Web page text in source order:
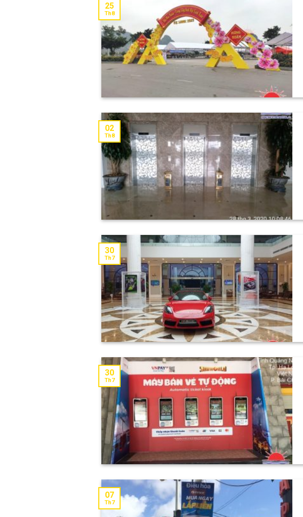
25
Th8
02
Th8
30
Th7
30
Th7
07
Th7